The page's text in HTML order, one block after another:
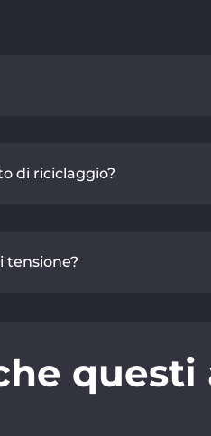
di riciclaggio?
tensione?